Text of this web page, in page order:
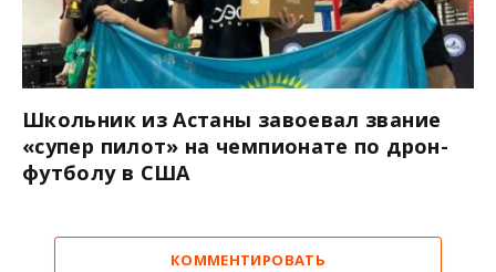
Школьник из Астаны завоевал звание
«супер пилот» на чемпионате по дрон-
футболу в США
КОММЕНТИРОВАТЬ